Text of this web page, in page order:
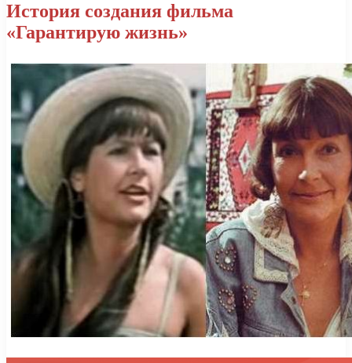
История создания фильма
«Гарантирую жизнь»